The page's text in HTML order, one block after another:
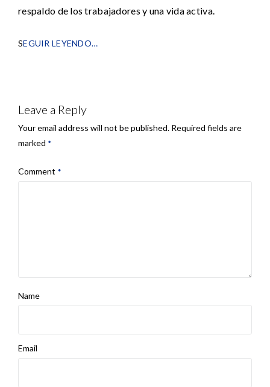
respaldo de los trabajadores y una vida activa.
SEGUIR LEYENDO…
Leave a Reply
Your email address will not be published. Required fields are
marked *
Comment *
Name
Email